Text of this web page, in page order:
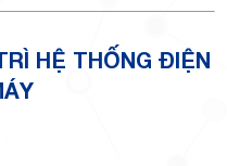
HỆ THỐNG ĐIỆN